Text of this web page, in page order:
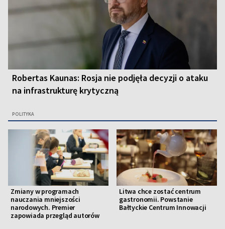
Robertas Kaunas: Rosja nie podjęła decyzji o ataku
na infrastrukturę krytyczną
POLITYKA
Zmiany w programach
nauczania mniejszości
narodowych. Premier
zapowiada przegląd autorów
Litwa chce zostać centrum
gastronomii. Powstanie
Bałtyckie Centrum Innowacji